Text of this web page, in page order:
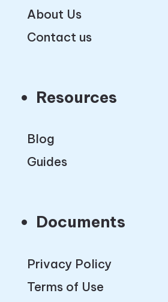
About Us
Contact us
Resources
Blog
Guides
Documents
Privacy Policy
Terms of Use